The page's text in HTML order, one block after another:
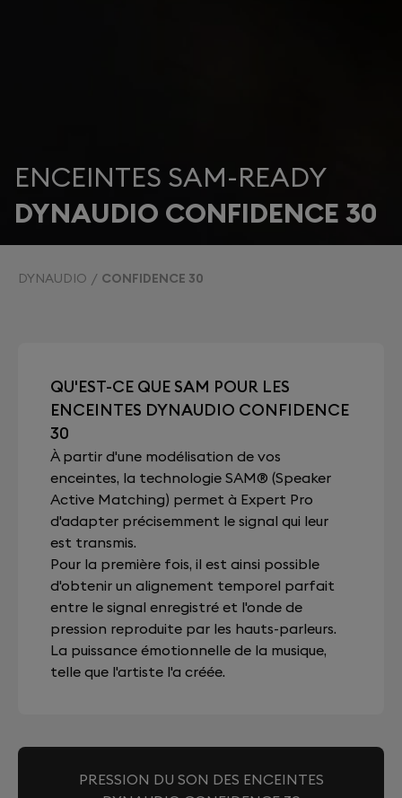
ENCEINTES SAM-READY
DYNAUDIO CONFIDENCE 30
DYNAUDIO CONFIDENCE 30
QU'EST-CE QUE SAM POUR LES
ENCEINTES DYNAUDIO CONFIDENCE
30
À partir d'une modélisation de vos
enceintes, la technologie SAM® (Speaker
Active Matching) permet à Expert Pro
d'adapter précisemment le signal qui leur
est transmis.
Pour la première fois, il est ainsi possible
d'obtenir un alignement temporel parfait
entre le signal enregistré et l'onde de
pression reproduite par les hauts-parleurs.
La puissance émotionnelle de la musique,
telle que l'artiste l'a créée.
PRESSION DU SON DES ENCEINTES